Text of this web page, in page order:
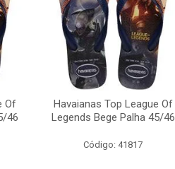
Of
46
Havaianas Top League Of
Legends Bege Palha 45/46
Código: 41817